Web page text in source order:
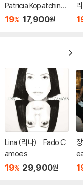
Patricia Kopatchinsk
aja 차이코프스키: 바이
19% 17,900원
a)
Lina (리나) - Fado C
amoes
19% 29,900원